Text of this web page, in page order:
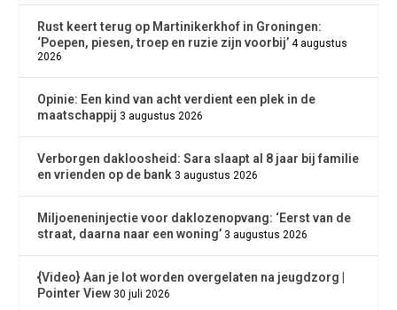
Rust keert terug op Martinikerkhof in Groningen:
‘Poepen, piesen, troep en ruzie zijn voorbij’ 4 augustus
2026
Opinie: Een kind van acht verdient een plek in de
maatschappij 3 augustus 2026
Verborgen dakloosheid: Sara slaapt al 8 jaar bij familie
en vrienden op de bank 3 augustus 2026
Miljoeneninjectie voor daklozenopvang: ‘Eerst van de
straat, daarna naar een woning’ 3 augustus 2026
{Video} Aan je lot worden overgelaten na jeugdzorg |
Pointer View 30 juli 2026